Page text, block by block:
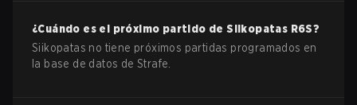
¿Cuándo es el próximo partido deSiikopatas R6S?
Siikopatas no tiene próximos partidas programados en
la base de datos de Strafe.